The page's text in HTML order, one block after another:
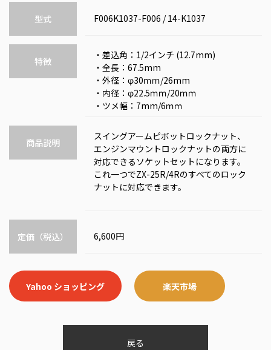
型式 F006K1037-F006 / 14-K1037
特徴
・差込角：1/2インチ (12.7mm)
・全長：67.5mm
・外径：φ30ｍｍ/26mm
・内径：φ22.5ｍｍ/20ｍｍ
・ツメ幅：7mm/6ｍｍ
商品説明
スイングアームピボットロックナット、
エンジンマウントロックナットの両方に
対応できるソケットセットになります。
これ一つでZX-25R/4Rのすべてのロック
ナットに対応できます。
定価（税込） 6,600円
Yahoo ショッピング 楽天市場
戻る